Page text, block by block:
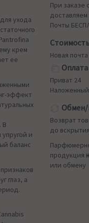
ухода
крем
ее
эффект
В
и
баланс
глаз, а
При заказе
Почты
Новая почта
Оплата
Приват 24
Обмен/
Возврат
до
продукция
или обмену